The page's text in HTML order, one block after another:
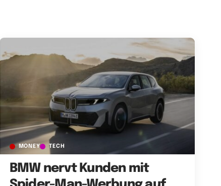
MONEY TECH
BMW nervt Kunden mit